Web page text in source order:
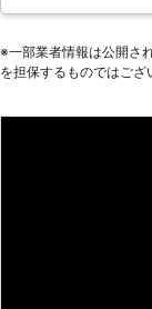
※⼀部業者情報は公開さ
を担保するものではござ